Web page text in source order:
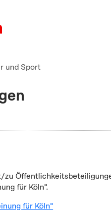
und Sport
für Köln".
für Köln"